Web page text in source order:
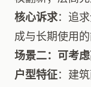
核心诉求：追
成与长期使用的
场景二：可考
户型特征：建